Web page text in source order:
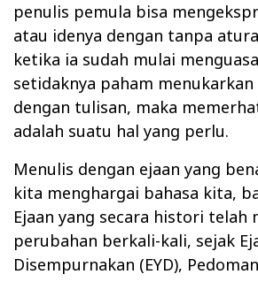
penulis pemula bisa
atau idenya dengan tanpa
ketika ia sudah mulai
setidaknya paham menukarkan
dengan tulisan, maka
adalah suatu hal yang perlu.
Menulis dengan ejaan yang
kita menghargai bahasa kita,
Ejaan yang secara histori telah
perubahan berkali-kali, sejak
Disempurnakan (EYD),